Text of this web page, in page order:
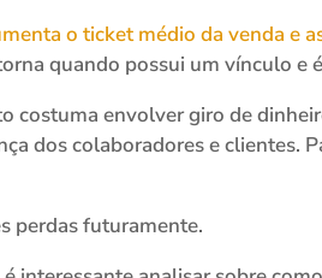
o ticket médio da venda e
quando possui um vínculo e
costuma envolver giro de
dos colaboradores e clientes.
perdas futuramente.